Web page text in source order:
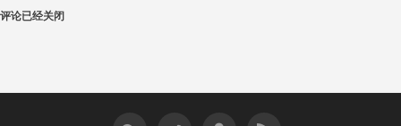
评论已经关闭